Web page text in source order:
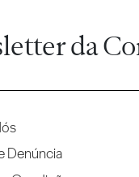
da
Denúncia